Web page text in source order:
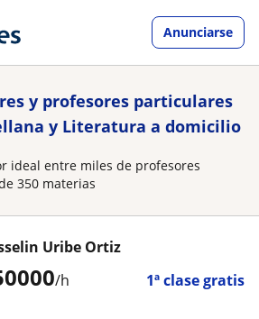
Anunciarse
y profesores particulares
y Literatura a domicilio
ideal entre miles de profesores
350 materias
/h 1ª clase gratis
Uribe Ortiz